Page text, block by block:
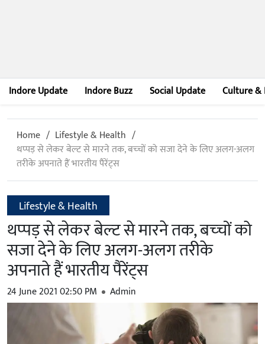
Indore Update Indore Buzz Social Update Culture &
Home
Lifestyle & Health
थप्‍पड़ से लेकर बेल्‍ट से मारने तक, बच्‍चों को सजा देने के लिए अलग-अलग
तरीके अपनाते हैं भारतीय पैरेंट्स
Lifestyle & Health
थप्‍पड़ से लेकर बेल्‍ट से मारने तक, बच्‍चों को
सजा देने के लिए अलग-अलग तरीके
अपनाते हैं भारतीय पैरेंट्स
24 June 2021 02:50 PM Admin